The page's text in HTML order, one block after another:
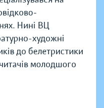
Нині ВЦ
художні
до белетристики
молодшого